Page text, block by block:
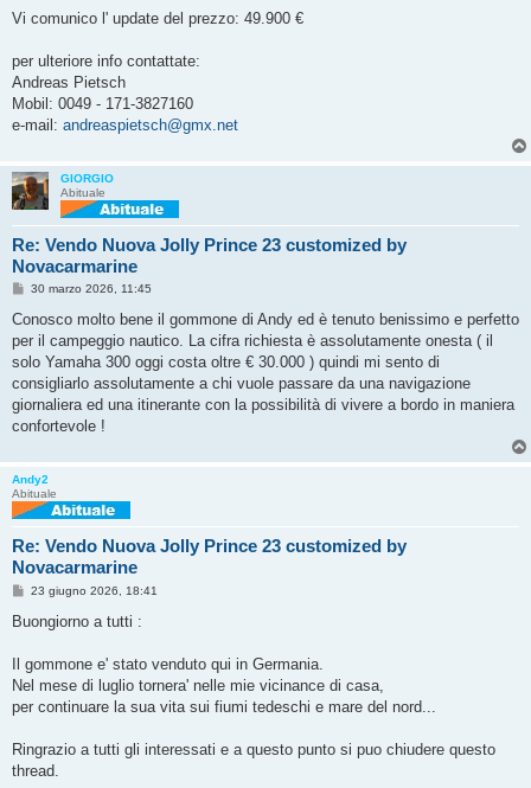
g
i
o
Vi comunico l' update del prezzo: 49.900 €
per ulteriore info contattate:
Andreas Pietsch
Mobil: 0049 - 171-3827160
e-mail: andreaspietsch@gmx.net
GIORGIO
Abituale
Re: Vendo Nuova Jolly Prince 23 customized by
Novacarmarine
M
s
a
g
i
o
30 marzo 2026, 11:45
Conosco molto bene il gommone di Andy ed è tenuto benissimo e perfetto
per il campeggio nautico. La cifra richiesta è assolutamente onesta ( il
solo Yamaha 300 oggi costa oltre € 30.000 ) quindi mi sento di
consigliarlo assolutamente a chi vuole passare da una navigazione
giornaliera ed una itinerante con la possibilità di vivere a bordo in maniera
confortevole !
Andy2
Abituale
Re: Vendo Nuova Jolly Prince 23 customized by
Novacarmarine
M
s
g
g
i
o
23 giugno 2026, 18:41
Buongiorno a tutti :
Il gommone e' stato venduto qui in Germania.
Nel mese di luglio tornera' nelle mie vicinance di casa,
per continuare la sua vita sui fiumi tedeschi e mare del nord...
Ringrazio a tutti gli interessati e a questo punto si puo chiudere questo
thread.